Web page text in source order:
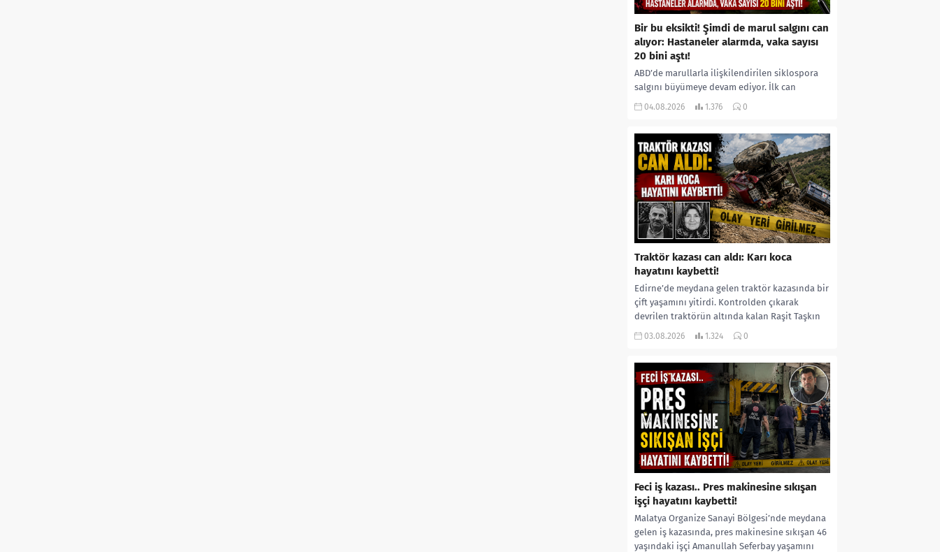
Bir bu eksikti! Şimdi de marul salgını can
alıyor: Hastaneler alarmda, vaka sayısı
20 bini aştı!
ABD’de marullarla ilişkilendirilen siklospora
salgını büyümeye devam ediyor. İlk can
kayıplarının yaşandığı salgında vaka sayısının
04.08.2026 1.376 0
Traktör kazası can aldı: Karı koca
hayatını kaybetti!
Edirne’de meydana gelen traktör kazasında bir
çift yaşamını yitirdi. Kontrolden çıkarak
devrilen traktörün altında kalan Raşit Taşkın
ile eşi Fatma...
03.08.2026 1.324 0
Feci iş kazası.. Pres makinesine sıkışan
işçi hayatını kaybetti!
Malatya Organize Sanayi Bölgesi’nde meydana
gelen iş kazasında, pres makinesine sıkışan 46
yaşındaki işçi Amanullah Seferbay yaşamını